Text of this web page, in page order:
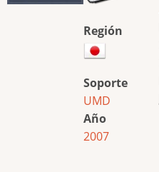
Región
Soporte
UMD
Año
2007